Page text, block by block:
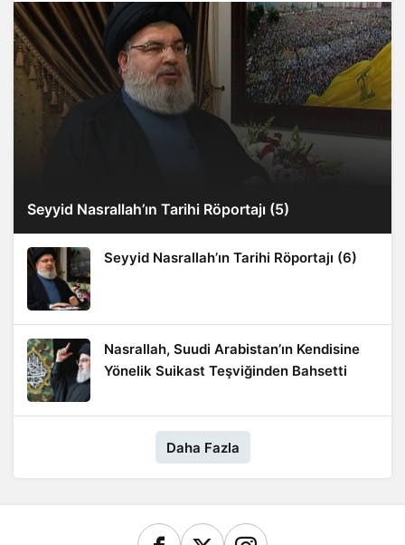
Seyyid Nasrallah’ın Tarihi Röportajı (5)
Seyyid Nasrallah’ın Tarihi Röportajı (6)
Nasrallah, Suudi Arabistan’ın Kendisine
Yönelik Suikast Teşviğinden Bahsetti
Daha Fazla